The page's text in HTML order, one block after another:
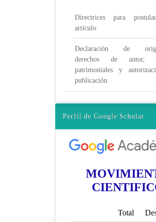
Directrices para
artículo
Declaración de
derechos de autor,
patrimoniales y
publicación
Perfil de Google Scholar